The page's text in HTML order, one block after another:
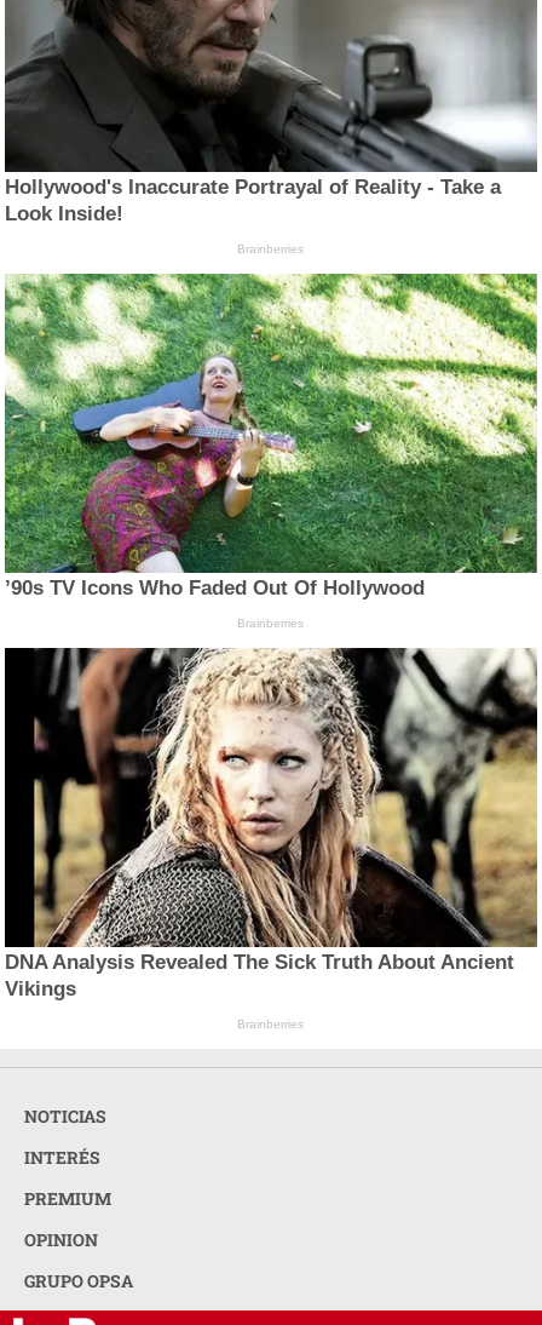
Hollywood's Inaccurate Portrayal of Reality - Take a
Look Inside!
Brainberries
’90s TV Icons Who Faded Out Of Hollywood
Brainberries
DNA Analysis Revealed The Sick Truth About Ancient
Vikings
Brainberries
NOTICIAS
INTERÉS
PREMIUM
OPINION
GRUPO OPSA